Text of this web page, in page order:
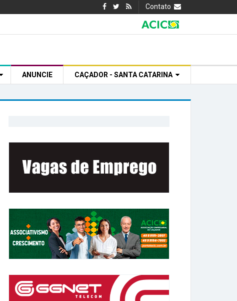
Contato
ANUNCIE CAÇADOR - SANTA CATARINA